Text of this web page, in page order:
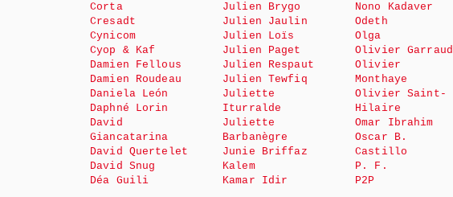
Corta
Cresadt
Cynicom
Cyop & Kaf
Damien Fellous
Damien Roudeau
Daniela León
Daphné Lorin
David
Giancatarina
David Quertelet
David Snug
Déa Guili
Julien Brygo
Julien Jaulin
Julien Loïs
Julien Paget
Julien Respaut
Julien Tewfiq
Juliette
Iturralde
Juliette
Barbanègre
Junie Briffaz
Kalem
Kamar Idir
Nono Kadaver
Odeth
Olga
Olivier Garraud
Olivier
Monthaye
Olivier Saint-
Hilaire
Omar Ibrahim
Oscar B.
Castillo
P. F.
P2P